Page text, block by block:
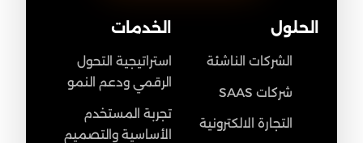
الخدمات
استراتيجية التحول
الرقمي ودعم النمو
تجربة المستخدم
الأساسية والتصميم
الحلول
الشركات الناشئة
شركات SAAS
التجارة الالكترونية